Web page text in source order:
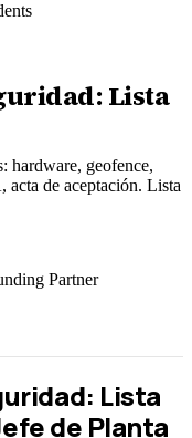
Lista
hardware, geofence,
acta de aceptación. Lista
Partner
Lista
de Planta